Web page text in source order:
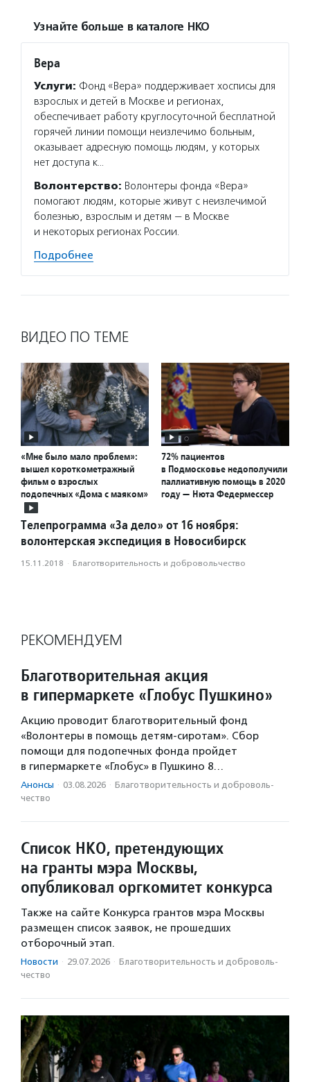
Узнайте больше в каталоге НКО
Вера
Услуги: Фонд «Вера» поддерживает хосписы для
взрослых и детей в Москве и регионах,
обеспечивает работу круглосуточной бесплатной
горячей линии помощи неизлечимо больным,
оказывает адресную помощь людям, у которых
нет доступа к…
Волонтерство: Волонтеры фонда «Вера»
помогают людям, которые живут с неизлечимой
болезнью, взрослым и детям — в Москве
и некоторых регионах России.
Подробнее
ВИДЕО ПО ТЕМЕ
«Мне было мало проблем»:
вышел короткометражный
фильм о взрослых
подопечных «Дома с маяком»
72% пациентов
в Подмосковье недополучили
паллиативную помощь в 2020
году — Нюта Федермессер
Телепрограмма «За дело» от 16 ноября:
волонтерская экспедиция в Новосибирск
15.11.2018 · Благотвори­тель­ность и доброволь­чест­во
РЕКОМЕНДУЕМ
Благотворительная акция
в гипермаркете «Глобус Пушкино»
Акцию проводит благотворительный фонд
«Волонтеры в помощь детям-сиротам». Сбор
помощи для подопечных фонда пройдет
в гипермаркете «Глобус» в Пушкино 8…
Анонсы · 03.08.2026 · Благотвори­тель­ность и доброволь­
чест­во
Список НКО, претендующих
на гранты мэра Москвы,
опубликовал оргкомитет конкурса
Также на сайте Конкурса грантов мэра Москвы
размещен список заявок, не прошедших
отборочный этап.
Новости · 29.07.2026 · Благотвори­тель­ность и доброволь­
чест­во